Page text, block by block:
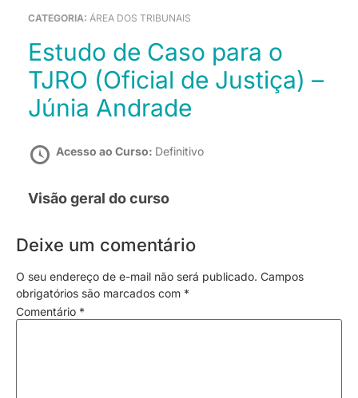
CATEGORIA: ÁREA DOS TRIBUNAIS
Estudo de Caso para o
TJRO (Oficial de Justiça) –
Júnia Andrade
Acesso ao Curso: Definitivo
Visão geral do curso
Deixe um comentário
O seu endereço de e-mail não será publicado. Campos
obrigatórios são marcados com *
Comentário *